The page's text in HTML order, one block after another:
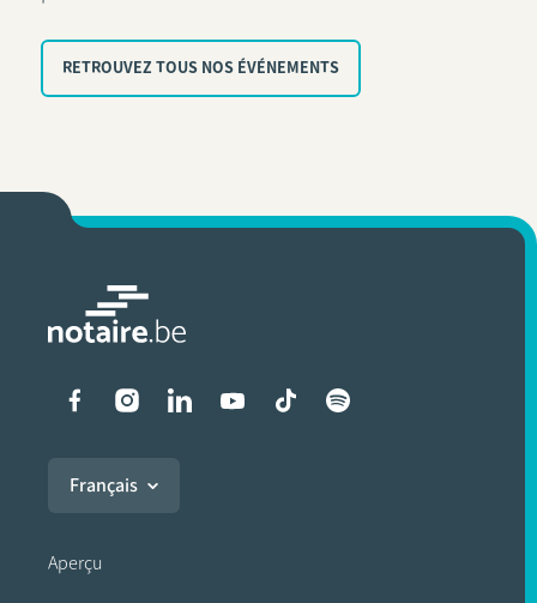
RETROUVEZ TOUS NOS ÉVÉNEMENTS
Liens vers les réseaux
Français
Aperçu